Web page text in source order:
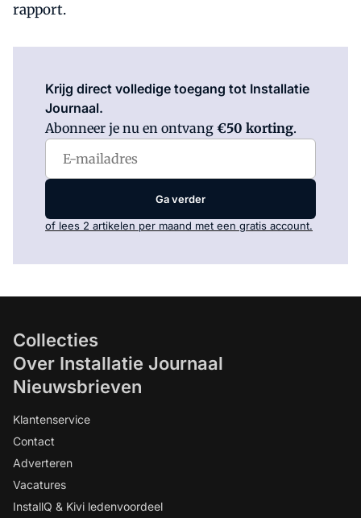
rapport.
Krijg direct volledige toegang tot Installatie
Journaal.
Abonneer je nu en ontvang €50 korting.
Ga verder
of lees 2 artikelen per maand met een gratis account.
Collecties
Over Installatie Journaal
Nieuwsbrieven
Klantenservice
Contact
Adverteren
Vacatures
InstallQ & Kivi ledenvoordeel